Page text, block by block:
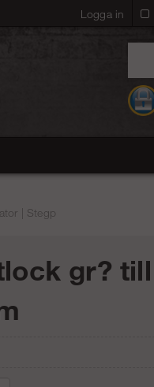
Logga in
| Stegp
gr? till